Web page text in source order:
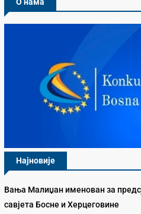
Најновије
Вања Малиџан именован за
савјета Босне и Херцеговине